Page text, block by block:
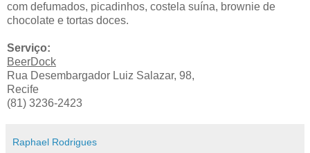
com defumados, picadinhos, costela suína, brownie de
chocolate e tortas doces.
Serviço:
BeerDock
Rua Desembargador Luiz Salazar, 98,
Recife
(81) 3236-2423
Raphael Rodrigues